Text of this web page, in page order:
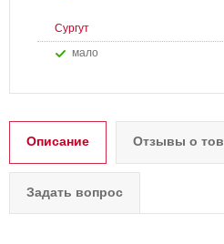
Сургут
Мало
Описание Отзывы о
Задать вопрос